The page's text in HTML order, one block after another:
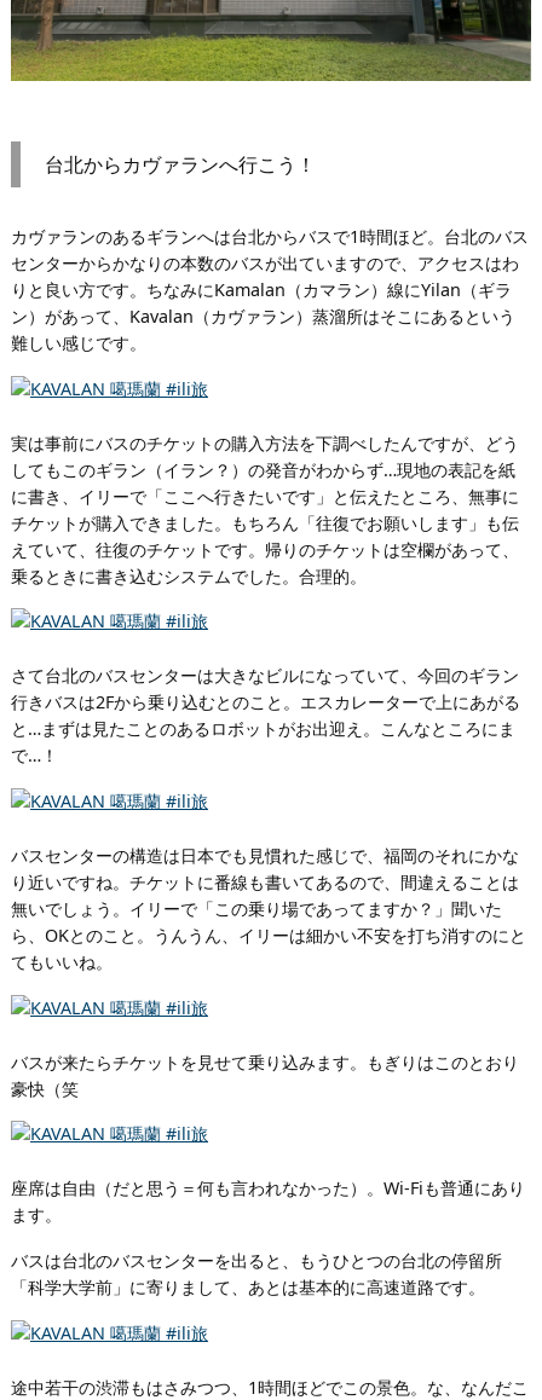
台北からカヴァランへ行こう！
カヴァランのあるギランへは台北からバスで1時間ほど。台北のバス
センターからかなりの本数のバスが出ていますので、アクセスはわ
りと良い方です。ちなみにKamalan（カマラン）線にYilan（ギラ
ン）があって、Kavalan（カヴァラン）蒸溜所はそこにあるという
難しい感じです。
実は事前にバスのチケットの購入方法を下調べしたんですが、どう
してもこのギラン（イラン？）の発音がわからず…現地の表記を紙
に書き、イリーで「ここへ行きたいです」と伝えたところ、無事に
チケットが購入できました。もちろん「往復でお願いします」も伝
えていて、往復のチケットです。帰りのチケットは空欄があって、
乗るときに書き込むシステムでした。合理的。
さて台北のバスセンターは大きなビルになっていて、今回のギラン
行きバスは2Fから乗り込むとのこと。エスカレーターで上にあがる
と…まずは見たことのあるロボットがお出迎え。こんなところにま
で…！
バスセンターの構造は日本でも見慣れた感じで、福岡のそれにかな
り近いですね。チケットに番線も書いてあるので、間違えることは
無いでしょう。イリーで「この乗り場であってますか？」聞いた
ら、OKとのこと。うんうん、イリーは細かい不安を打ち消すのにと
てもいいね。
バスが来たらチケットを見せて乗り込みます。もぎりはこのとおり
豪快（笑
座席は自由（だと思う＝何も言われなかった）。Wi-Fiも普通にあり
ます。
バスは台北のバスセンターを出ると、もうひとつの台北の停留所
「科学大学前」に寄りまして、あとは基本的に高速道路です。
途中若干の渋滞もはさみつつ、1時間ほどでこの景色。な、なんだこ